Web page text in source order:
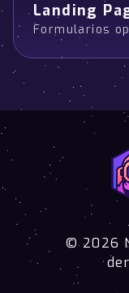
Landing
Formularios
© 2026